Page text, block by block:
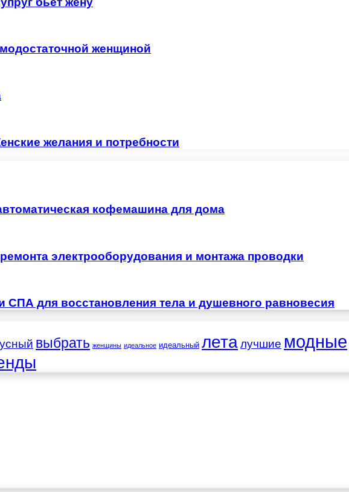
женщиной
желания и потребности
кофемашина для дома
электрооборудования и монтажа проводки
СПА для восстановления тела и душевного равновесия
выбрать женщины идеальное идеальный леталучшие модные